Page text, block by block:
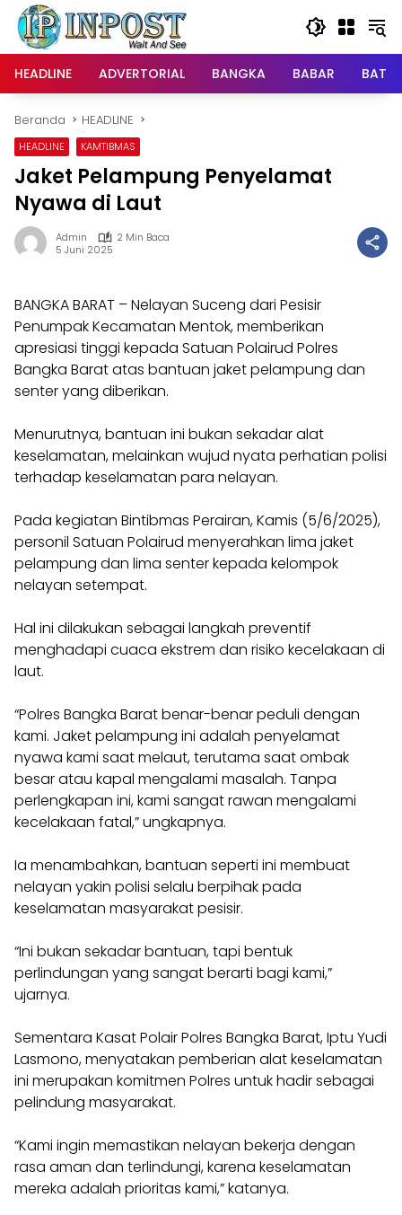
Langsung
konten
HEADLINE
ADVERTORIAL BANGKA BABAR
Beranda HEADLINE
HEADLINE KAMTIBMAS
Jaket Pelampung Penyelamat
Nyawa di Laut
Admin
2 Min Baca
5 Juni 2025
BANGKA BARAT – Nelayan Suceng dari Pesisir
Penumpak Kecamatan Mentok, memberikan
apresiasi tinggi kepada Satuan Polairud Polres
Bangka Barat atas bantuan jaket pelampung dan
senter yang diberikan.
Menurutnya, bantuan ini bukan sekadar alat
keselamatan, melainkan wujud nyata perhatian polisi
terhadap keselamatan para nelayan.
Pada kegiatan Bintibmas Perairan, Kamis (5/6/2025),
personil Satuan Polairud menyerahkan lima jaket
pelampung dan lima senter kepada kelompok
nelayan setempat.
Hal ini dilakukan sebagai langkah preventif
menghadapi cuaca ekstrem dan risiko kecelakaan di
laut.
“Polres Bangka Barat benar-benar peduli dengan
kami. Jaket pelampung ini adalah penyelamat
nyawa kami saat melaut, terutama saat ombak
besar atau kapal mengalami masalah. Tanpa
perlengkapan ini, kami sangat rawan mengalami
kecelakaan fatal,” ungkapnya.
Ia menambahkan, bantuan seperti ini membuat
nelayan yakin polisi selalu berpihak pada
keselamatan masyarakat pesisir.
“Ini bukan sekadar bantuan, tapi bentuk
perlindungan yang sangat berarti bagi kami,”
ujarnya.
Sementara Kasat Polair Polres Bangka Barat, Iptu Yudi
Lasmono, menyatakan pemberian alat keselamatan
ini merupakan komitmen Polres untuk hadir sebagai
pelindung masyarakat.
“Kami ingin memastikan nelayan bekerja dengan
rasa aman dan terlindungi, karena keselamatan
mereka adalah prioritas kami,” katanya.